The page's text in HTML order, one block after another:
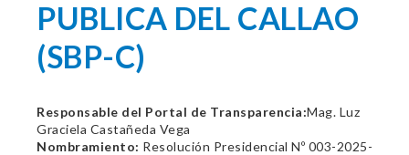
PUBLICA DEL CALLAO
(SBP-C)
Responsable del Portal de Transparencia:Mag. Luz
Graciela Castañeda Vega
Nombramiento: Resolución Presidencial Nº 003-2025-